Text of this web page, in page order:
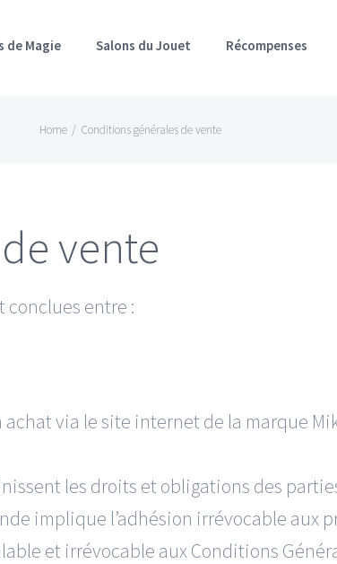
de Magie Salons du Jouet Récompenses
Home / Conditions générales de vente
vente
conclues entre :
via le site internet de la marque
les droits et obligations des
implique l’adhésion irrévocable aux
et irrévocable aux Conditions